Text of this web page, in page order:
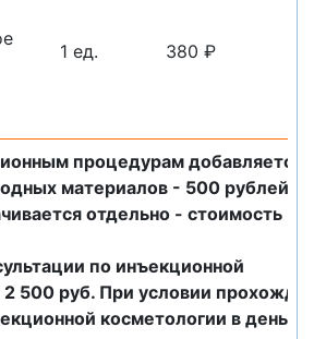
1 ед. 380 ₽
процедурам добавляется
материалов - 500 рублей.
отдельно - стоимость
по инъекционной
2 500 руб. При условии
косметологии в день